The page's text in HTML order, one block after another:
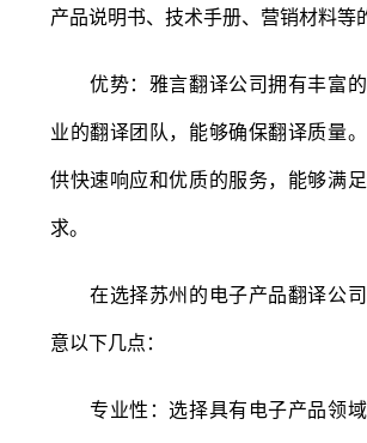
产品说明书、技术手册、营销材料等
优势：雅言翻译公司拥有丰富的
业的翻译团队，能够确保翻译质量
供快速响应和优质的服务，能够满
求。
在选择苏州的电子产品翻译公司
意以下几点：
专业性：选择具有电子产品领域